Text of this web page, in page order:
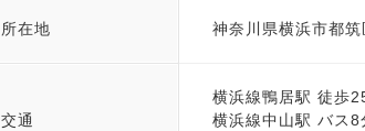
所在地 神奈川県横浜市都
交通
横浜線鴨居駅 徒歩
横浜線中山駅 バス